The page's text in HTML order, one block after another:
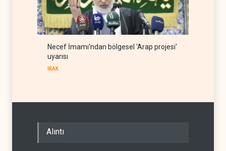
Necef İmamı'ndan bölgesel 'Arap projesi'
uyarısı
IRAK
Alıntı